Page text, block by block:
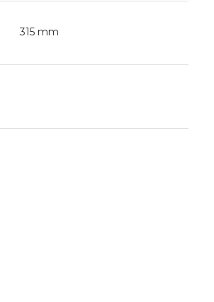
315 mm